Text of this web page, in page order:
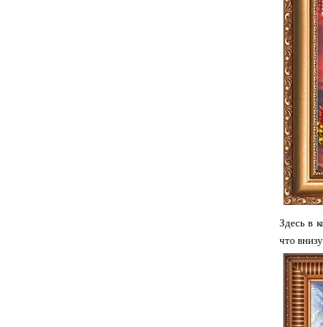
Здесь в
что